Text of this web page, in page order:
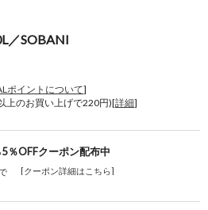
／SOBANI
ポイントについて]
上のお買い上げで220円)[詳細]
％OFFクーポン配布中
[クーポン詳細はこちら]